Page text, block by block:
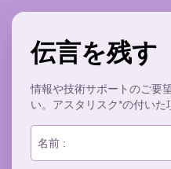
伝言を残す
情報や技術サポートのご要
い。アスタリスク*の付いた